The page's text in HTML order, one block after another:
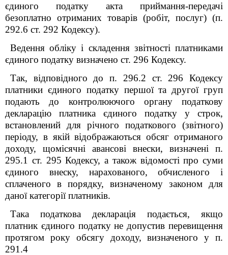
єдиного податку акта приймання-передачі
безоплатно отриманих товарів (робіт, послуг) (п.
292.6 ст. 292 Кодексу).
Ведення обліку і складення звітності платниками
єдиного податку визначено ст. 296 Кодексу.
Так, відповідного до п. 296.2 ст. 296 Кодексу
платники єдиного податку першої та другої груп
подають до контролюючого органу податкову
декларацію платника єдиного податку у строк,
встановлений для річного податкового (звітного)
періоду, в якій відображаються обсяг отриманого
доходу, щомісячні авансові внески, визначені п.
295.1 ст. 295 Кодексу, а також відомості про суми
єдиного внеску, нарахованого, обчисленого і
сплаченого в порядку, визначеному законом для
даної категорії платників.
Така податкова декларація подається, якщо
платник єдиного податку не допустив перевищення
протягом року обсягу доходу, визначеного у п.
291.4